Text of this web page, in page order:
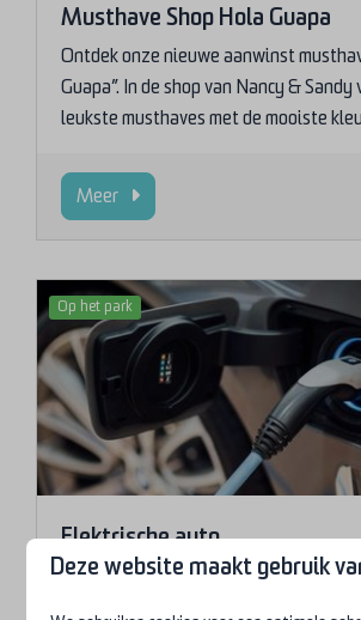
Musthave Shop Hola Guapa
Ontdek onze nieuwe aanwinst
Guapa”. In de shop van Nancy & Sandy
leukste musthaves met de mooiste
Meer
Op het park
Elektrische auto
Er zijn vanaf nu twee laadpalen op de
Deze website maakt gebruik